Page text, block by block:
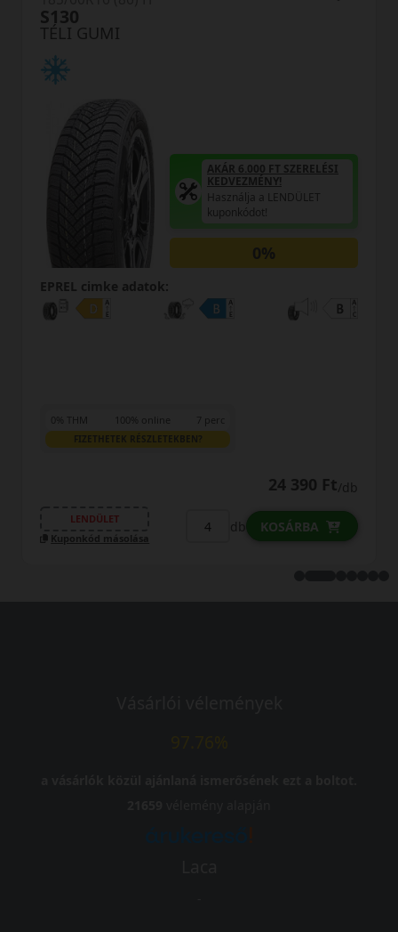
AKÁR 6.000 FT SZERELÉSI
KEDVEZMÉNY!
Használja a LENDÜLET
kuponkódot!
db KOSÁRBA
LENDÜLET
Kuponkód másolása